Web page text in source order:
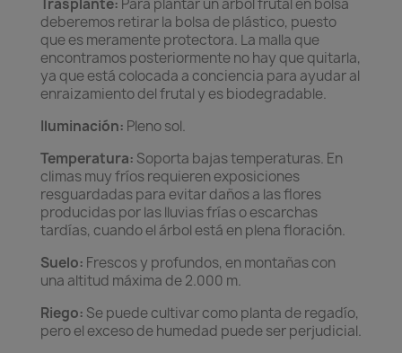
Trasplante: Para plantar un árbol frutal en bolsa
deberemos retirar la bolsa de plástico, puesto
que es meramente protectora. La malla que
encontramos posteriormente no hay que quitarla,
ya que está colocada a conciencia para ayudar al
enraizamiento del frutal y es biodegradable.
Iluminación: Pleno sol.
Temperatura: Soporta bajas temperaturas. En
climas muy fríos requieren exposiciones
resguardadas para evitar daños a las flores
producidas por las lluvias frías o escarchas
tardías, cuando el árbol está en plena floración.
Suelo: Frescos y profundos, en montañas con
una altitud máxima de 2.000 m.
Riego: Se puede cultivar como planta de regadío,
pero el exceso de humedad puede ser perjudicial.